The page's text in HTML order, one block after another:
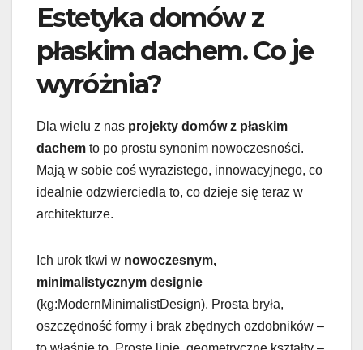
Estetyka domów z
płaskim dachem. Co je
wyróżnia?
Dla wielu z nas projekty domów z płaskim
dachem to po prostu synonim nowoczesności.
Mają w sobie coś wyrazistego, innowacyjnego, co
idealnie odzwierciedla to, co dzieje się teraz w
architekturze.
Ich urok tkwi w nowoczesnym,
minimalistycznym designie
(kg:ModernMinimalistDesign). Prosta bryła,
oszczędność formy i brak zbędnych ozdobników –